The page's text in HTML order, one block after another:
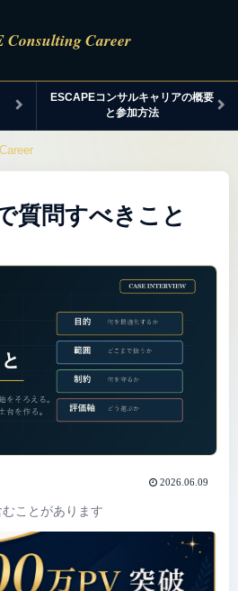
ESCAPEコンサルキャリアの概要
と参加方法
質問すべきこと
2026.06.09
ことがあります